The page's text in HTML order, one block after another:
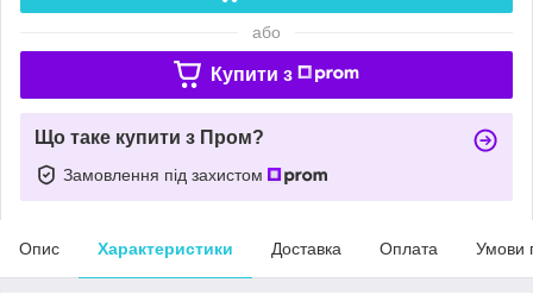
або
Купити з
Що таке купити з Пром?
Замовлення під захистом
Опис Характеристики Доставка Оплата Умови